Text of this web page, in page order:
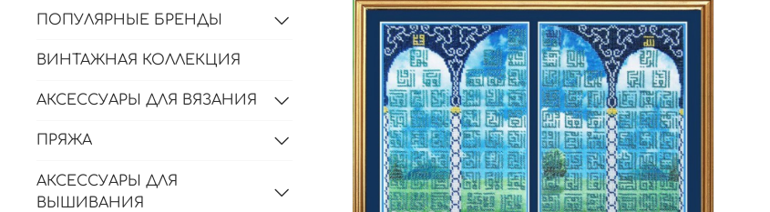
ПОПУЛЯРНЫЕ БРЕНДЫ
ВИНТАЖНАЯ КОЛЛЕКЦИЯ
АКСЕССУАРЫ ДЛЯ ВЯЗАНИЯ
ПРЯЖА
АКСЕССУАРЫ ДЛЯ
ВЫШИВАНИЯ